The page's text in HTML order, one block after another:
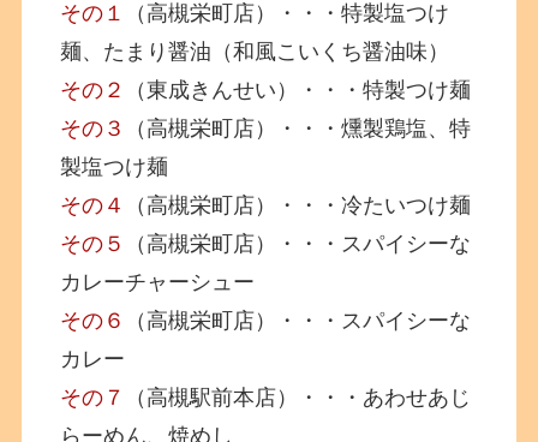
その１
（高槻栄町店）・・・特製塩つけ
麺、たまり醤油（和風こいくち醤油味）
その２
（東成きんせい）・・・特製つけ麺
その３
（高槻栄町店）・・・燻製鶏塩、特
製塩つけ麺
その４
（高槻栄町店）・・・冷たいつけ麺
その５
（高槻栄町店）・・・スパイシーな
カレーチャーシュー
その６
（高槻栄町店）・・・スパイシーな
カレー
その７
（高槻駅前本店）・・・あわせあじ
らーめん、焼めし